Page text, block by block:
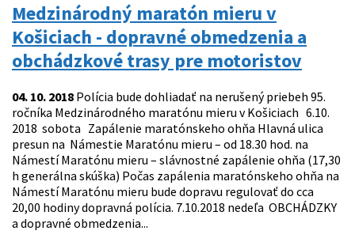
Medzinárodný maratón mieru v
Košiciach - dopravné obmedzenia a
obchádzkové trasy pre motoristov
04. 10. 2018 Polícia bude dohliadať na nerušený priebeh 95.
ročníka Medzinárodného maratónu mieru v Košiciach 6.10.
2018 sobota Zapálenie maratónskeho ohňa Hlavná ulica
presun na Námestie Maratónu mieru – od 18.30 hod. na
Námestí Maratónu mieru – slávnostné zapálenie ohňa (17,30
h generálna skúška) Počas zapálenia maratónskeho ohňa na
Námestí Maratónu mieru bude dopravu regulovať do cca
20,00 hodiny dopravná polícia. 7.10.2018 nedeľa OBCHÁDZKY
a dopravné obmedzenia...